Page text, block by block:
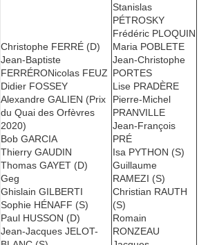
Christophe FERRÉ (D)
Jean-Baptiste
FERRÉRONicolas FEUZ
Didier FOSSEY
Alexandre GALIEN (Prix
du Quai des Orfèvres
2020)
Bob GARCIA
Thierry GAUDIN
Thomas GAYET (D)
Geg
Ghislain GILBERTI
Sophie HÉNAFF (S)
Paul HUSSON (D)
Jean-Jacques JELOT-
Stanislas
PÉTROSKY
Frédéric PLOQUIN
Maria POBLETE
Jean-Christophe
PORTES
Lise PRADÈRE
Pierre-Michel
PRANVILLE
Jean-François
PRÉ
Isa PYTHON (S)
Guillaume
RAMEZI (S)
Christian RAUTH
(S)
Romain
RONZEAU